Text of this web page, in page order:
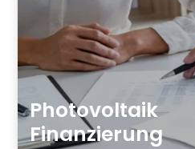
Photovoltaik
Finanzierung